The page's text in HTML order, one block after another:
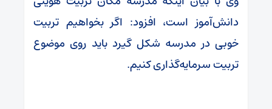
دانش‌آموز است، افزود: اگر بخواهیم تربیت
خوبی در مدرسه شکل گیرد باید روی موضوع
تربیت سرمایه‌گذاری کنیم.